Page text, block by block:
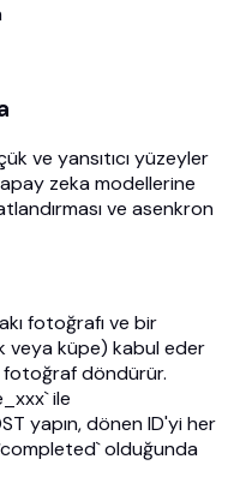
ve yansıtıcı yüzeyler
zeka modellerine
ve asenkron
fotoğrafı ve bir
veya küpe) kabul eder
fotoğraf döndürür.
ile
yapın, dönen ID'yi her
olduğunda